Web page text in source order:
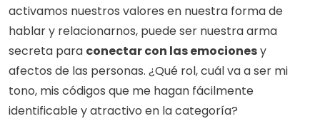
activamos nuestros valores en nuestra forma de
hablar y relacionarnos, puede ser nuestra arma
secreta para conectar con las emociones y
afectos de las personas. ¿Qué rol, cuál va a ser mi
tono, mis códigos que me hagan fácilmente
identificable y atractivo en la categoría?